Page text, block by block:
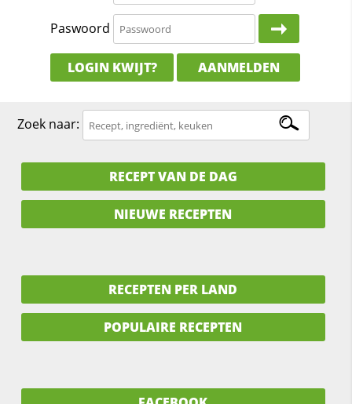
Paswoord
LOGIN KWIJT? AANMELDEN
Zoek naar:
RECEPT VAN DE DAG
NIEUWE RECEPTEN
RECEPTEN PER LAND
POPULAIRE RECEPTEN